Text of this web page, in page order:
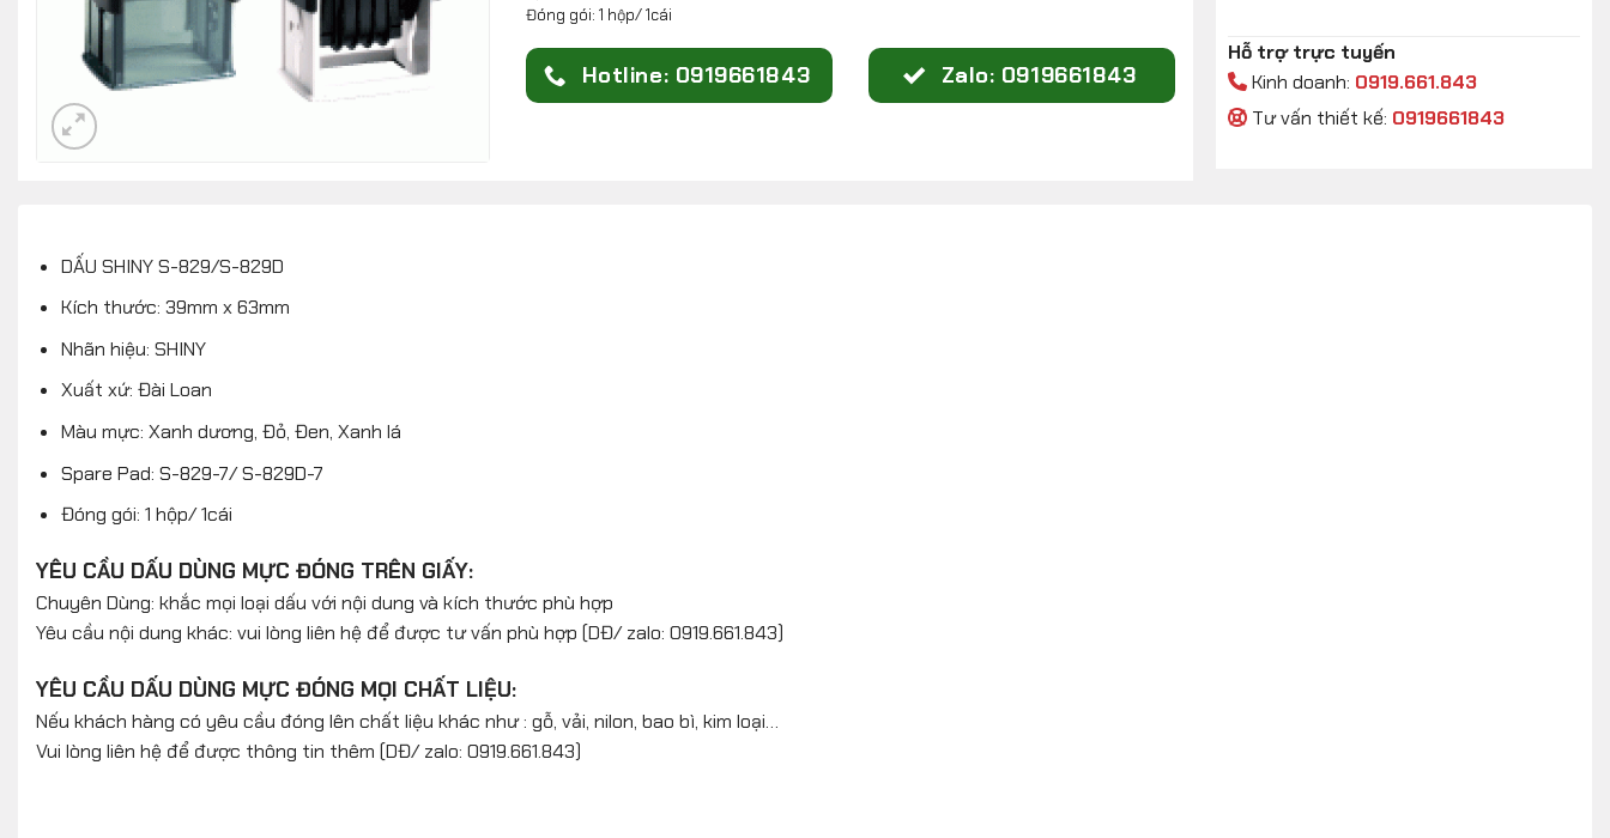
Đóng gói: 1 hộp/ 1cái
Hotline: 0919661843 Zalo: 0919661843
Hỗ trợ trực tuyến
Kinh doanh: 0919.661.843
Tư vấn thiết kế: 0919661843
DẤU SHINY S-829/S-829D
Kích thước: 39mm x 63mm
Nhãn hiệu: SHINY
Xuất xứ: Đài Loan
Màu mực: Xanh dương, Đỏ, Đen, Xanh lá
Spare Pad: S-829-7/ S-829D-7
Đóng gói: 1 hộp/ 1cái
YÊU CẦU DẤU DÙNG MỰC ĐÓNG TRÊN GIẤY:
Chuyên Dùng: khắc mọi loại dấu với nội dung và kích thước phù hợp
Yêu cầu nội dung khác: vui lòng liên hệ để được tư vấn phù hợp (DĐ/ zalo: 0919.661.843)
YÊU CẦU DẤU DÙNG MỰC ĐÓNG MỌI CHẤT LIỆU:
Nếu khách hàng có yêu cầu đóng lên chất liệu khác như : gỗ, vải, nilon, bao bì, kim loại…
Vui lòng liên hệ để được thông tin thêm (DĐ/ zalo: 0919.661.843)